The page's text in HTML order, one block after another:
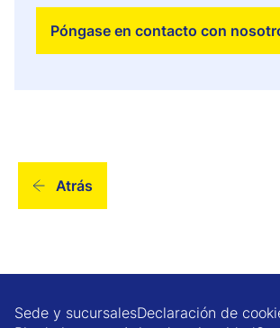
Póngase en contacto con
Atrás
Sede y sucursalesDeclaración de